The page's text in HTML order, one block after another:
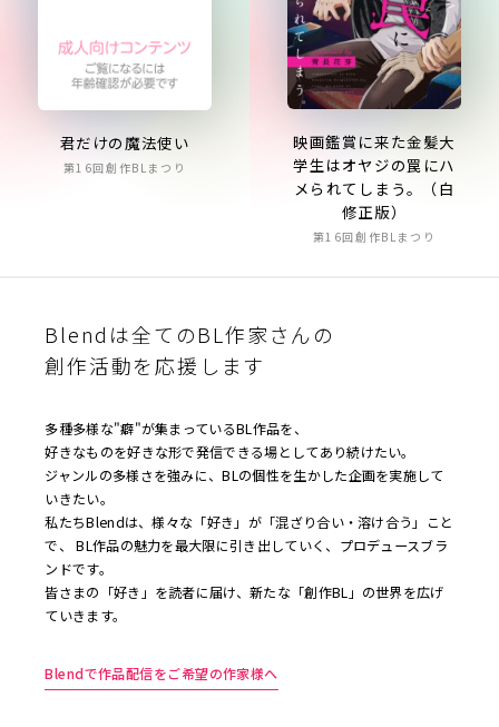
君だけの魔法使い
第16回創作BLまつり
映画鑑賞に来た金髪大
学生はオヤジの罠にハ
メられてしまう。（白
修正版）
第16回創作BLまつり
Blendは全てのBL作家さんの
創作活動を応援します
多種多様な"癖"が集まっているBL作品を、
好きなものを好きな形で発信できる場としてあり続けたい。
ジャンルの多様さを強みに、BLの個性を生かした企画を実施して
いきたい。
私たちBlendは、様々な「好き」が「混ざり合い・溶け合う」こと
で、 BL作品の魅力を最大限に引き出していく、プロデュースブラ
ンドです。
皆さまの「好き」を読者に届け、新たな「創作BL」の世界を広げ
ていきます。
Blendで作品配信をご希望の作家様へ